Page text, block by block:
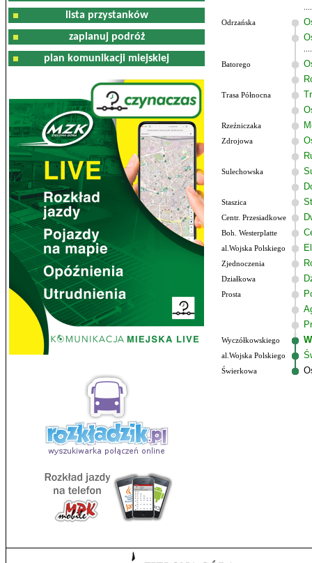
lista przystanków
zaplanuj podróż
plan komunikacji miejskiej
Odrzańska
Batorego
Trasa Północna
Rzeźniczaka
Zdrojowa
Sulechowska
Staszica
Centr. Przesiadkowe
Boh. Westerplatte
al.Wojska Polskiego
Zjednoczenia
Działkowa
Prosta
Wyczółkowskiego
al.Wojska Polskiego
Świerkowa